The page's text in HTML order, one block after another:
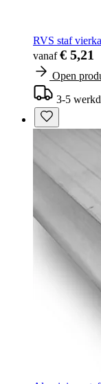
RVS staf
vanaf€ 5,21
Open
3-5